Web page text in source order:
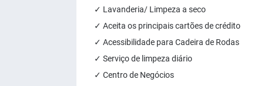
✓ Lavanderia/ Limpeza a seco
✓ Aceita os principais cartões de crédito
✓ Acessibilidade para Cadeira de Rodas
✓ Serviço de limpeza diário
✓ Centro de Negócios